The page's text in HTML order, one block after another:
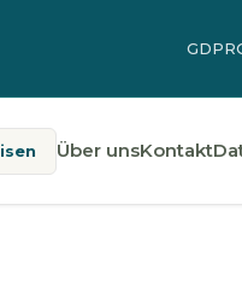
GDPR
Über unsKontakt